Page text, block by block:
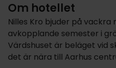
Om hotellet
Nilles Kro bjuder på vackra
avkopplande semester i
Värdshuset är beläget vid
det är nära till Aarhus